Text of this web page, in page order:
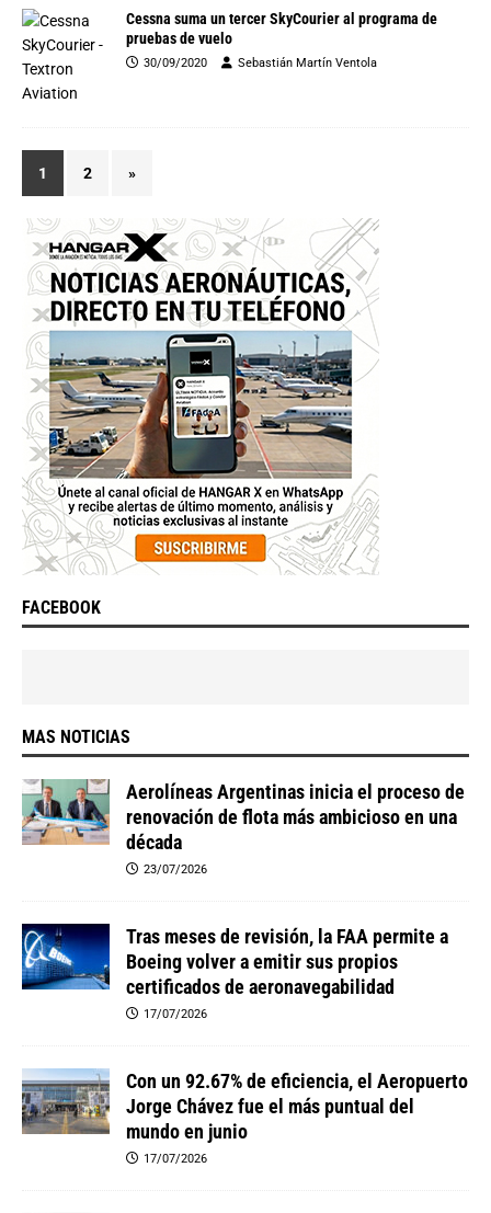
Cessna suma un tercer SkyCourier al programa de
pruebas de vuelo
30/09/2020 Sebastián Martín Ventola
1 2 »
FACEBOOK
MAS NOTICIAS
Aerolíneas Argentinas inicia el proceso de
renovación de flota más ambicioso en una
década
23/07/2026
Tras meses de revisión, la FAA permite a
Boeing volver a emitir sus propios
certificados de aeronavegabilidad
17/07/2026
Con un 92.67% de eficiencia, el Aeropuerto
Jorge Chávez fue el más puntual del
mundo en junio
17/07/2026